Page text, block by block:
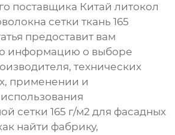
поставщика Китай литокол
сетки ткань 165
предоставит вам
информацию о выборе
технических
применении и
сетки 165 г/м2 для фасадных
найти фабрику,